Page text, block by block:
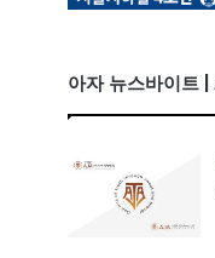
아자 뉴스바이